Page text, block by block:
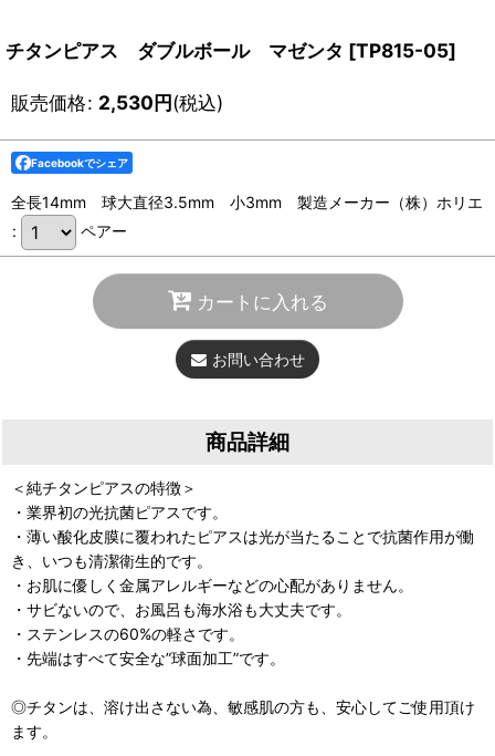
チタンピアス ダブルボール マゼンタ [TP815-05]
販売価格: 2,530円(税込)
Facebookでシェア
全長14mm 球大直径3.5mm 小3mm 製造メーカー（株）ホリエ
:
ペアー
カートに入れる
お問い合わせ
商品詳細
＜純チタンピアスの特徴＞
・業界初の光抗菌ピアスです。
・薄い酸化皮膜に覆われたピアスは光が当たることで抗菌作用が働
き、いつも清潔衛生的です。
・お肌に優しく金属アレルギーなどの心配がありません。
・サビないので、お風呂も海水浴も大丈夫です。
・ステンレスの60%の軽さです。
・先端はすべて安全な”球面加工”です。
◎チタンは、溶け出さない為、敏感肌の方も、安心してご使用頂け
ます。